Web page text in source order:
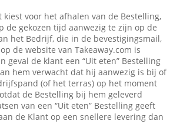
kiest voor het afhalen van de Bestelling,
de gekozen tijd aanwezig te zijn op de
het Bedrijf, die in de bevestigingsmail,
de website van Takeaway.com is
geval de klant een “Uit eten” Bestelling
hem verwacht dat hij aanwezig is bij of
(of het terras) op het moment
de Bestelling bij hem geleverd
van een “Uit eten” Bestelling geeft
de Klant op een snellere levering dan